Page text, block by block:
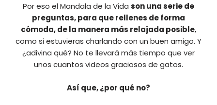
Por eso el Mandala de la Vida son una serie de
preguntas, para que rellenes de forma
cómoda, de la manera más relajada posible,
como si estuvieras charlando con un buen amigo. Y
¿adivina qué? No te llevará más tiempo que ver
unos cuantos videos graciosos de gatos.
Así que, ¿por qué no?